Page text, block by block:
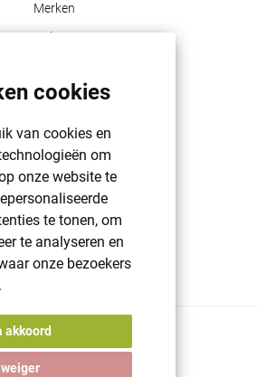
cookies
van cookies en
om
onze website te
te tonen, om
te analyseren en
onze bezoekers
akkoord
weiger
Merken
Blog
POLICY | HAROGIFTS
PMS kleuren
Cookie beleid
en bepalingen
Winkelwagen
© 2026 Harogifts
BE98765445
Cookie beleid